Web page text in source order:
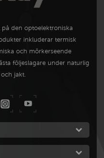
den optoelektroniska
inkluderar termisk
och mörkerseende
följeslagare under naturlig
jakt.